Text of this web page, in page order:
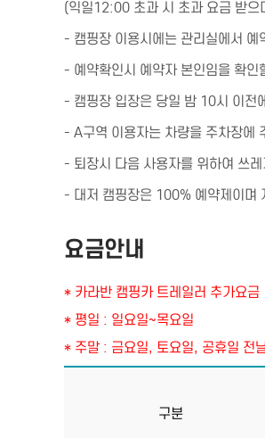
(익일12:00 초과 시 초과 요금 받으
- 캠핑장 이용시에는 관리실에서 예
- 예약확인시 예약자 본인임을 확인
- 캠핑장 입장은 당일 밤 10시 이전
- A구역 이용자는 차량을 주차장에
- 퇴장시 다음 사용자를 위하여 쓰
- 대저 캠핑장은 100% 예약제이며
요금안내
* 카라반 캠핑카 트레일러 추가요
* 평일 : 일요일~목요일
* 주말 : 금요일, 토요일, 공휴일 전
구분